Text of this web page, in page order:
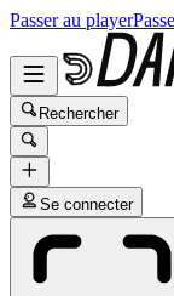
Passer au player
Rechercher
Se connecter